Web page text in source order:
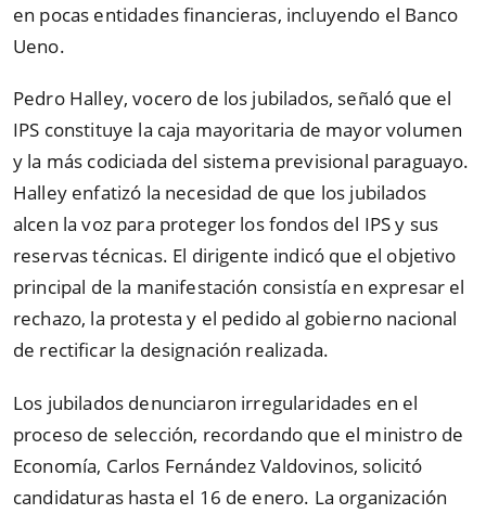
en pocas entidades financieras, incluyendo el Banco
Ueno.
Pedro Halley, vocero de los jubilados, señaló que el
IPS constituye la caja mayoritaria de mayor volumen
y la más codiciada del sistema previsional paraguayo.
Halley enfatizó la necesidad de que los jubilados
alcen la voz para proteger los fondos del IPS y sus
reservas técnicas. El dirigente indicó que el objetivo
principal de la manifestación consistía en expresar el
rechazo, la protesta y el pedido al gobierno nacional
de rectificar la designación realizada.
Los jubilados denunciaron irregularidades en el
proceso de selección, recordando que el ministro de
Economía, Carlos Fernández Valdovinos, solicitó
candidaturas hasta el 16 de enero. La organización